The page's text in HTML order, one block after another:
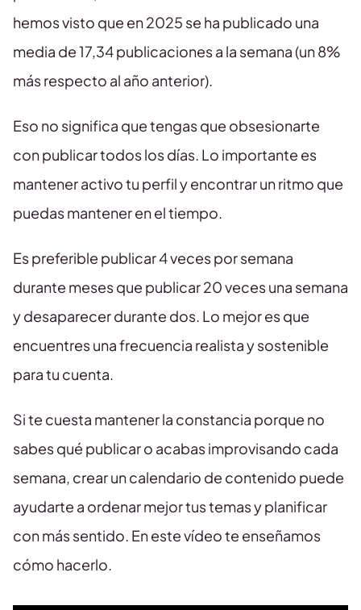
hemos visto que en 2025 se ha publicado una
media de 17,34 publicaciones a la semana (un 8%
más respecto al año anterior).
Eso no significa que tengas que obsesionarte
con publicar todos los días. Lo importante es
mantener activo tu perfil y encontrar un ritmo que
puedas mantener en el tiempo.
Es preferible publicar 4 veces por semana
durante meses que publicar 20 veces una semana
y desaparecer durante dos. Lo mejor es que
encuentres una frecuencia realista y sostenible
para tu cuenta.
Si te cuesta mantener la constancia porque no
sabes qué publicar o acabas improvisando cada
semana, crear un calendario de contenido puede
ayudarte a ordenar mejor tus temas y planificar
con más sentido. En este vídeo te enseñamos
cómo hacerlo.